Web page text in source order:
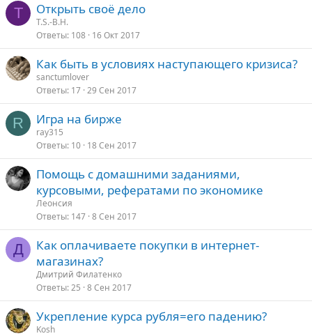
T Открыть своё дело
T.S.-B.H.
Ответы 108 16 Окт 2017
Как быть в условиях наступающего кризиса?
sanctumlover
Ответы 17 29 Сен 2017
R Игра на бирже
ray315
Ответы 10 18 Сен 2017
Помощь с домашними заданиями,
курсовыми, рефератами по экономике
Леонсия
Ответы 147 8 Сен 2017
Д
Как оплачиваете покупки в интернет-
магазинах?
Дмитрий Филатенко
Ответы 25 8 Сен 2017
Укрепление курса рубля=его падению?
Kosh